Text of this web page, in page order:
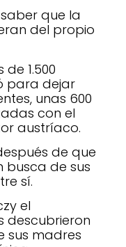
que la
del propio
1.500
para dejar
unas 600
con el
austríaco.
de que
busca de sus
sí.
el
descubrieron
sus madres